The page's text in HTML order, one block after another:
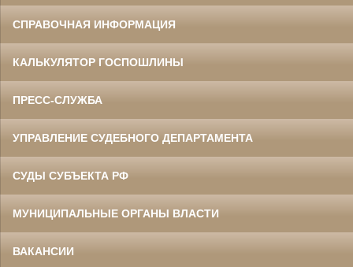
СПРАВОЧНАЯ ИНФОРМАЦИЯ
КАЛЬКУЛЯТОР ГОСПОШЛИНЫ
ПРЕСС-СЛУЖБА
УПРАВЛЕНИЕ СУДЕБНОГО ДЕПАРТАМЕНТА
СУДЫ СУБЪЕКТА РФ
МУНИЦИПАЛЬНЫЕ ОРГАНЫ ВЛАСТИ
ВАКАНСИИ